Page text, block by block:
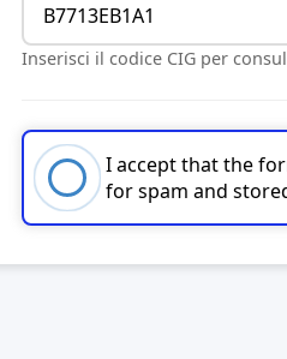
Inserisci il codice CIG per
I accept that the
for spam and